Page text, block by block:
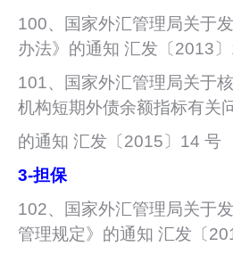
100、国家外汇管理局关于
办法》的通知 汇发〔2013
101、国家外汇管理局关于
机构短期外债余额指标有关
的通知 汇发〔2015〕14 号
3-担保
102、国家外汇管理局关于
管理规定》的通知 汇发〔